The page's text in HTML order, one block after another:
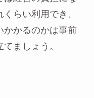
らい利用でき、
かかるのかは事前
ましょう。